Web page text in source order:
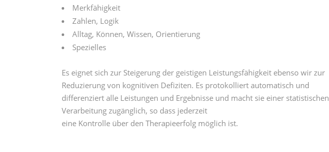
Merkfähigkeit
Zahlen, Logik
Alltag, Können, Wissen, Orientierung
Spezielles
Es eignet sich zur Steigerung der geistigen Leistungsfähigkeit ebenso wir zur
Reduzierung von kognitiven Defiziten. Es protokolliert automatisch und
differenziert alle Leistungen und Ergebnisse und macht sie einer statistischen
Verarbeitung zugänglich, so dass jederzeit
eine Kontrolle über den Therapieerfolg möglich ist.